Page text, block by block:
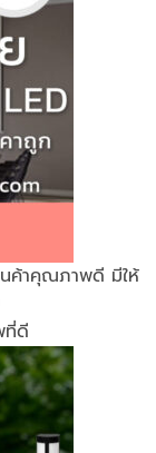
ค้าคุณภาพดี มีให้
ที่ดี